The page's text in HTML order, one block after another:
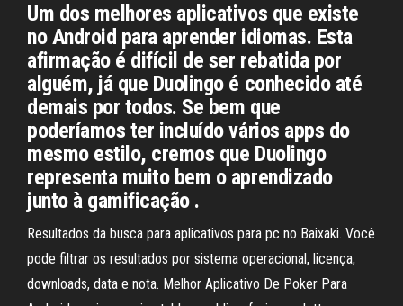
Um dos melhores aplicativos que existe
no Android para aprender idiomas. Esta
afirmação é difícil de ser rebatida por
alguém, já que Duolingo é conhecido até
demais por todos. Se bem que
poderíamos ter incluído vários apps do
mesmo estilo, cremos que Duolingo
representa muito bem o aprendizado
junto à gamificação .
Resultados da busca para aplicativos para pc no Baixaki. Você
pode filtrar os resultados por sistema operacional, licença,
downloads, data e nota. Melhor Aplicativo De Poker Para